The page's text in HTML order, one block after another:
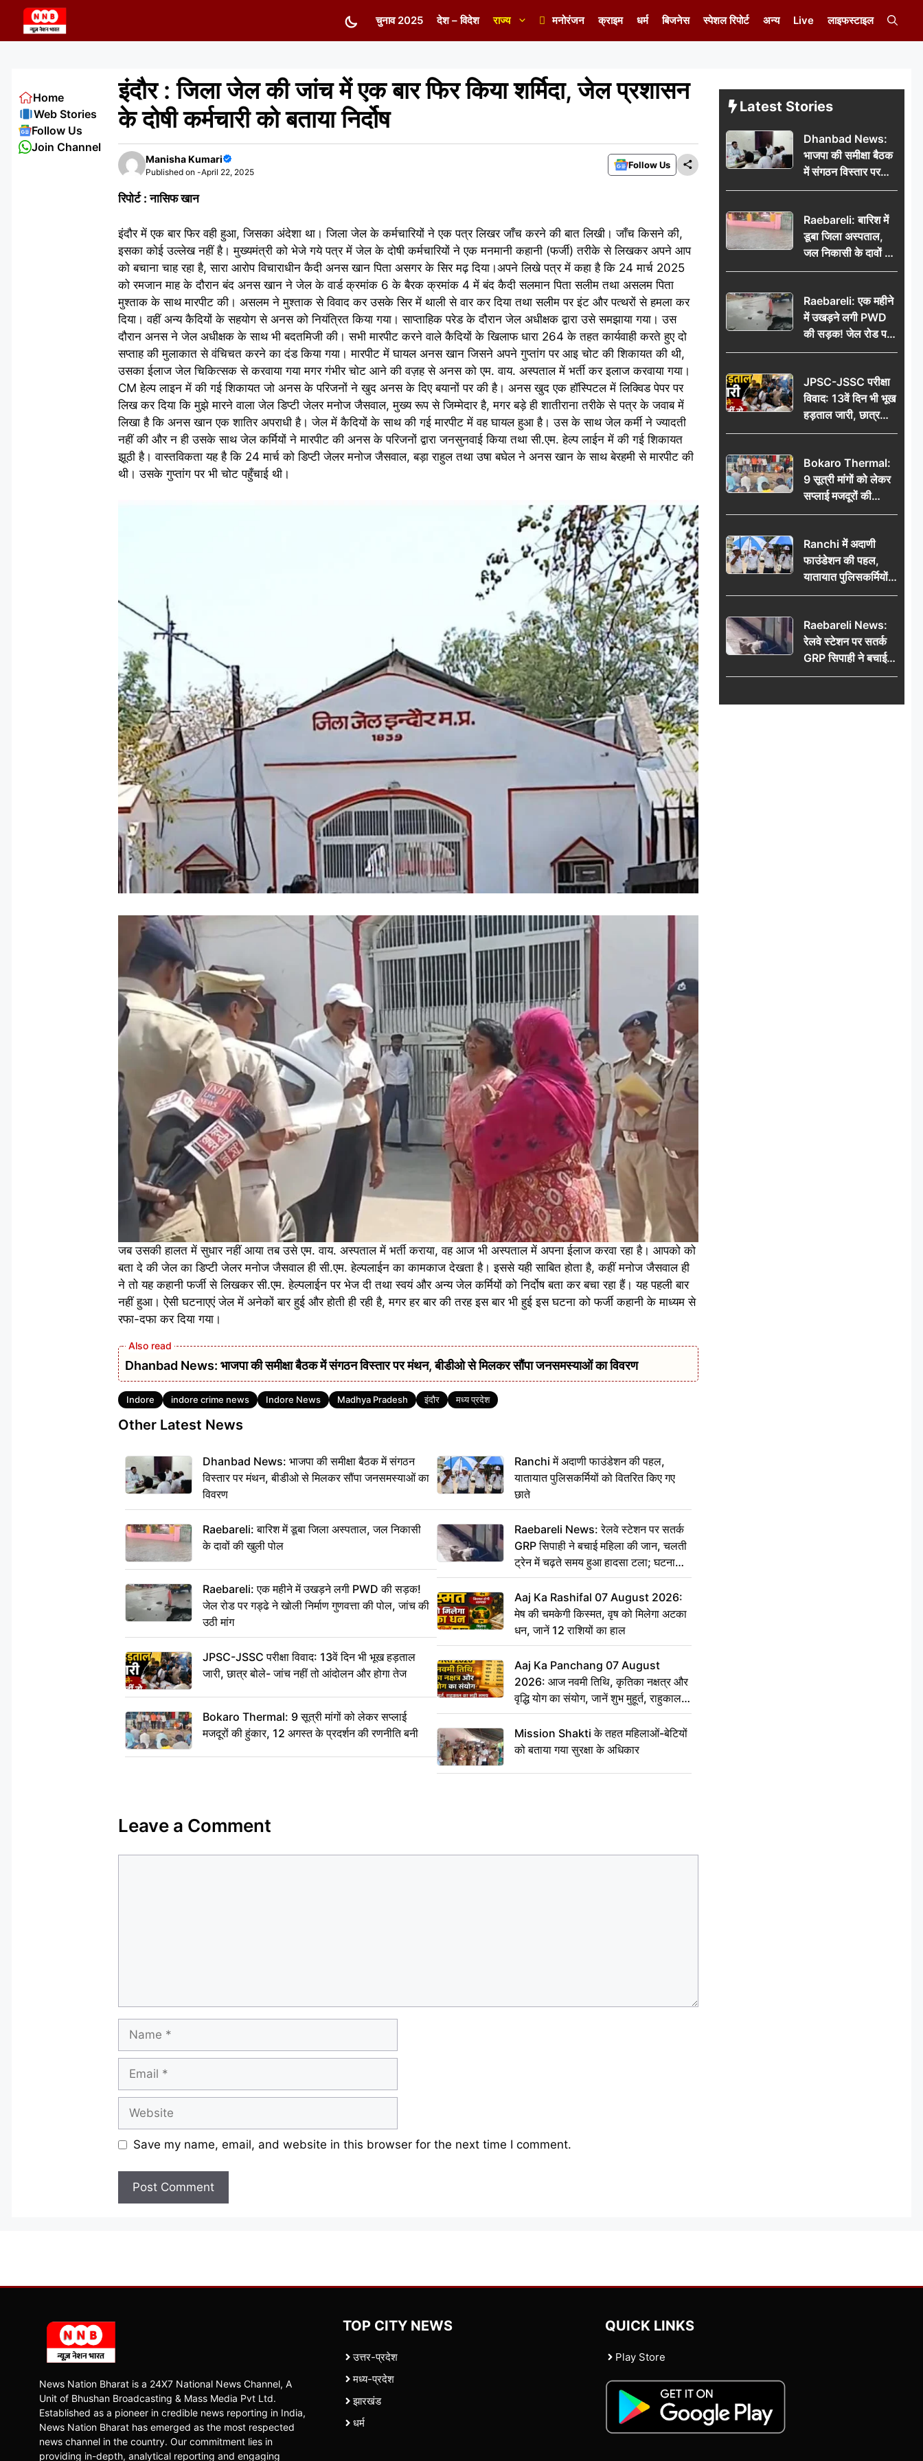
content
चुनाव 2025 देश – विदेश राज्य मनोरंजन क्राइम धर्म बिजनेस स्पेशल रिपोर्ट अन्य Live लाइफस्टाइल
इंदौर : जिला जेल की जांच में एक बार फिर किया शर्मिदा, जेल प्रशासन
के दोषी कर्मचारी को बताया निर्दोष
Manisha Kumari
Published on -April 22, 2025
Follow Us
रिपोर्ट : नासिफ खान
इंदौर में एक बार फिर वही हुआ, जिसका अंदेशा था। जिला जेल के कर्मचारियों ने एक पत्र लिखर जाँच करने की बात लिखी। जाँच किसने की,
इसका कोई उल्लेख नहीं है। मुख्यमंत्री को भेजे गये पत्र में जेल के दोषी कर्मचारियों ने एक मनमानी कहानी (फर्जी) तरीके से लिखकर अपने आप
को बचाना चाह रहा है, सारा आरोप विचाराधीन कैदी अनस खान पिता असगर के सिर मढ़ दिया।अपने लिखे पत्र में कहा है कि 24 मार्च 2025
को रमजान माह के दौरान बंद अनस खान ने जेल के वार्ड क्रमांक 6 के बैरक क्रमांक 4 में बंद कैदी सलमान पिता सलीम तथा असलम पिता
मुश्ताक के साथ मारपीट की। असलम ने मुश्ताक से विवाद कर उसके सिर में थाली से वार कर दिया तथा सलीम पर इंट और पत्थरों से हमला कर
दिया। वहीं अन्य कैदियों के सहयोग से अनस को नियंत्रित किया गया। साप्ताहिक परेड के दौरान जेल अधीक्षक द्वारा उसे समझाया गया। उस
दौरान अनस ने जेल अधीक्षक के साथ भी बदतमिजी की। सभी मारपीट करने वाले कैदियों के खिलाफ धारा 264 के तहत कार्यवाही करते हुए दो
सप्ताह की मुलाकात से वंचिचत करने का दंड किया गया। मारपीट में घायल अनस खान जिसने अपने गुप्तांग पर आइ चोट की शिकायत की थी,
उसका ईलाज जेल चिकित्सक से करवाया गया मगर गंभीर चोट आने की वज़ह से अनस को एम. वाय. अस्पताल में भर्ती कर इलाज करवाया गया।
CM हेल्प लाइन में की गई शिकायत जो अनस के परिजनों ने खुद अनस के दिए बयानों पर की है। अनस खुद एक हॉस्पिटल में लिक्विड पेपर पर
लिख कर दिया कि मुझे मारने वाला जेल डिप्टी जेलर मनोज जैसवाल, मुख्य रूप से जिम्मेदार है, मगर बड़े ही शातीराना तरीके से पत्र के जवाब में
लिखा है कि अनस खान एक शातिर अपराधी है। जेल में कैदियों के साथ की गई मारपीट में वह घायल हुआ है। उस के साथ जेल कर्मी ने ज्यादती
नहीं की और न ही उसके साथ जेल कर्मियों ने मारपीट की अनस के परिजनों द्वारा जनसुनवाई किया तथा सी.एम. हेल्प लाईन में की गई शिकायत
झूठी है। वास्तविकता यह है कि 24 मार्च को डिप्टी जेलर मनोज जैसवाल, बड़ा राहुल तथा उषा बघेल ने अनस खान के साथ बेरहमी से मारपीट की
थी। उसके गुप्तांग पर भी चोट पहुँचाई थी।
जब उसकी हालत में सुधार नहीं आया तब उसे एम. वाय. अस्पताल में भर्ती कराया, वह आज भी अस्पताल में अपना ईलाज करवा रहा है। आपको को
बता दे की जेल का डिप्टी जेलर मनोज जैसवाल ही सी.एम. हेल्पलाईन का कामकाज देखता है। इससे यही साबित होता है, कहीं मनोज जैसवाल ही
ने तो यह कहानी फर्जी से लिखकर सी.एम. हेल्पलाईन पर भेज दी तथा स्वयं और अन्य जेल कर्मियों को निर्दोष बता कर बचा रहा हैं। यह पहली बार
नहीं हुआ। ऐसी घटनाएएं जेल में अनेकों बार हुई और होती ही रही है, मगर हर बार की तरह इस बार भी हुई इस घटना को फर्जी कहानी के माध्यम से
रफा-दफा कर दिया गया।
Dhanbad News: भाजपा की समीक्षा बैठक में संगठन विस्तार पर मंथन, बीडीओ से मिलकर सौंपा जनसमस्याओं का विवरण
Tags
Indore indore crime news Indore News Madhya Pradesh इंदौर मध्य प्रदेश
Other Latest News
Dhanbad News: भाजपा की समीक्षा बैठक में संगठन
विस्तार पर मंथन, बीडीओ से मिलकर सौंपा जनसमस्याओं का
विवरण
Raebareli: बारिश में डूबा जिला अस्पताल, जल निकासी
के दावों की खुली पोल
Raebareli: एक महीने में उखड़ने लगी PWD की सड़क!
जेल रोड पर गड्ढे ने खोली निर्माण गुणवत्ता की पोल, जांच की
उठी मांग
JPSC-JSSC परीक्षा विवाद: 13वें दिन भी भूख हड़ताल
जारी, छात्र बोले- जांच नहीं तो आंदोलन और होगा तेज
Bokaro Thermal: 9 सूत्री मांगों को लेकर सप्लाई
मजदूरों की हुंकार, 12 अगस्त के प्रदर्शन की रणनीति बनी
Ranchi में अदाणी फाउंडेशन की पहल,
यातायात पुलिसकर्मियों को वितरित किए गए
छाते
Raebareli News: रेलवे स्टेशन पर सतर्क
GRP सिपाही ने बचाई महिला की जान, चलती
ट्रेन में चढ़ते समय हुआ हादसा टला; घटना
CCTV में कैद
Aaj Ka Rashifal 07 August 2026:
मेष की चमकेगी किस्मत, वृष को मिलेगा अटका
धन, जानें 12 राशियों का हाल
Aaj Ka Panchang 07 August
2026: आज नवमी तिथि, कृतिका नक्षत्र और
वृद्धि योग का संयोग, जानें शुभ मुहूर्त, राहुकाल
का सही समय
Mission Shakti के तहत महिलाओं-बेटियों
को बताया गया सुरक्षा के अधिकार
Leave a Comment
Name
Email
Website
Save my name, email, and website in this browser for the next time I comment.
Home
Web Stories
Follow Us
Join Channel
Latest Stories
Dhanbad News:
भाजपा की समीक्षा बैठक
में संगठन विस्तार पर
मंथन, बीडीओ से
जनसमस्याओं का विवरण
Raebareli: बारिश में
डूबा जिला अस्पताल,
जल निकासी के दावों की
खुली पोल
Raebareli: एक महीने
में उखड़ने लगी PWD
की सड़क! जेल रोड पर
गड्ढे ने खोली निर्माण
की उठी मांग
JPSC-JSSC परीक्षा
विवाद: 13वें दिन भी भूख
हड़ताल जारी, छात्र
बोले- जांच नहीं तो
Bokaro Thermal:
9 सूत्री मांगों को लेकर
सप्लाई मजदूरों की
हुंकार, 12 अगस्त के
Ranchi में अदाणी
फाउंडेशन की पहल,
यातायात पुलिसकर्मियों
को वितरित किए गए छाते
Raebareli News:
रेलवे स्टेशन पर सतर्क
GRP सिपाही ने बचाई
महिला की जान, चलती
हादसा टला; घटना
News Nation Bharat is a 24X7 National News Channel, A
Unit of Bhushan Broadcasting & Mass Media Pvt Ltd.
Established as a pioneer in credible news reporting in India,
News Nation Bharat has emerged as the most respected
news channel in the country. Our commitment lies in
providing in-depth, analytical reporting and engaging
TOP CITY NEWS
उत्तर-प्रदेश
मध्य-प्रदेश
झारखंड
धर्म
QUICK LINKS
Play Store